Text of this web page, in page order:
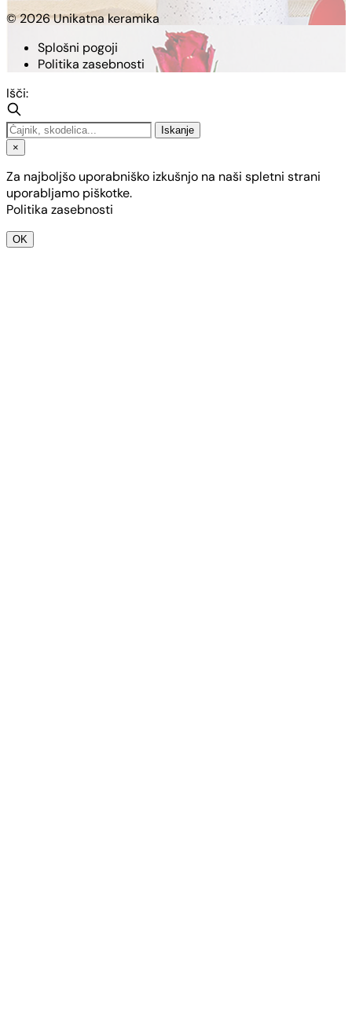
© 2026 Unikatna keramika
Splošni pogoji
Politika zasebnosti
Išči:
Iskanje
×
Za najboljšo uporabniško izkušnjo na naši spletni strani
uporabljamo piškotke.
Politika zasebnosti
OK